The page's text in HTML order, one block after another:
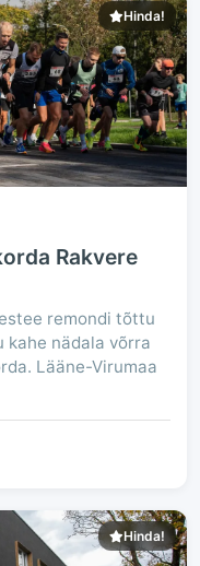
Hinda!
Rakvere
remondi tõttu
kahe nädala võrra
Lääne-Virumaa
Hinda!